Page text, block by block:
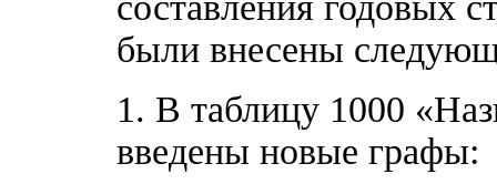
были внесены
1. В таблицу 1000
введены новые графы: